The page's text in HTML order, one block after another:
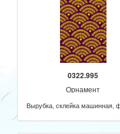
0322.995
Орнамент
Вырубка, склейка машинная,